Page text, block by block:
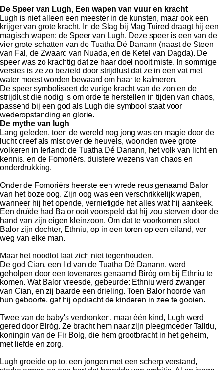
De Speer van Lugh, Een wapen van vuur en kracht
Lugh is niet alleen een meester in de kunsten, maar ook een
krijger van grote kracht. In de Slag bij Mag Tuired draagt hij een
magisch wapen: de Speer van Lugh. Deze speer is een van de
vier grote schatten van de Tuatha Dé Danann (naast de Steen
van Fal, de Zwaard van Nuada, en de Ketel van Dagda). De
speer was zo krachtig dat ze haar doel nooit miste. In sommige
versies is ze zo bezield door strijdlust dat ze in een vat met
water moest worden bewaard om haar te kalmeren.
De speer symboliseert de vurige kracht van de zon en de
strijdlust die nodig is om orde te herstellen in tijden van chaos,
passend bij een god als Lugh die symbool staat voor
wederopstanding en glorie.
De mythe van lugh
Lang geleden, toen de wereld nog jong was en magie door de
lucht dreef als mist over de heuvels, woonden twee grote
volkeren in Ierland: de Tuatha Dé Danann, het volk van licht en
kennis, en de Fomoriërs, duistere wezens van chaos en
onderdrukking.
Onder de Fomoriërs heerste een wrede reus genaamd Balor
van het boze oog. Zijn oog was een verschrikkelijk wapen,
wanneer hij het opende, vernietigde het alles wat hij aankeek.
Een druïde had Balor ooit voorspeld dat hij zou sterven door de
hand van zijn eigen kleinzoon. Om dat te voorkomen sloot
Balor zijn dochter, Ethniu, op in een toren op een eiland, ver
weg van elke man.
Maar het noodlot laat zich niet tegenhouden.
De god Cian, een lid van de Tuatha Dé Danann, werd
geholpen door een tovenares genaamd Biróg om bij Ethniu te
komen. Wat Balor vreesde, gebeurde: Ethniu werd zwanger
van Cian, en zij baarde een drieling. Toen Balor hoorde van
hun geboorte, gaf hij opdracht de kinderen in zee te gooien.
Twee van de baby's verdronken, maar één kind, Lugh werd
gered door Biróg. Ze bracht hem naar zijn pleegmoeder Tailtiu,
koningin van de Fir Bolg, die hem grootbracht in het geheim,
met liefde en zorg.
Lugh groeide op tot een jongen met een scherp verstand,